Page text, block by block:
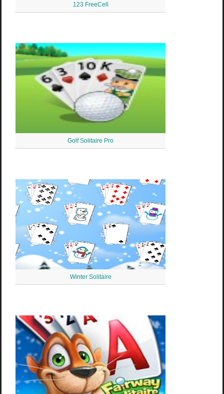
123 FreeCell
Golf Solitaire Pro
Winter Solitaire